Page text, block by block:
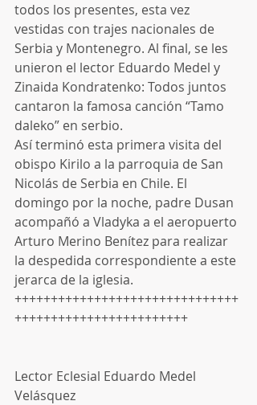
todos los presentes, esta vez
vestidas con trajes nacionales de
Serbia y Montenegro. Al final, se les
unieron el lector Eduardo Medel y
Zinaida Kondratenko: Todos juntos
cantaron la famosa canción “Tamo
daleko” en serbio.
Así terminó esta primera visita del
obispo Kirilo a la parroquia de San
Nicolás de Serbia en Chile. El
domingo por la noche, padre Dusan
acompañó a Vladyka a el aeropuerto
Arturo Merino Benítez para realizar
la despedida correspondiente a este
jerarca de la iglesia.
+++++++++++++++++++++++++++++++
++++++++++++++++++++++++
Lector Eclesial Eduardo Medel
Velásquez